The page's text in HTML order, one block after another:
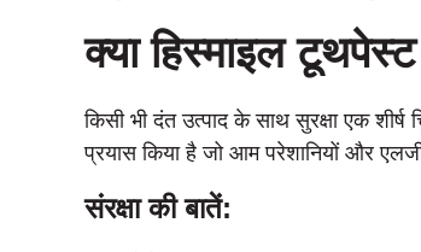
क्या हिस्माइल
किसी भी दंत उत्पाद के साथ सुरक्षा एक
प्रयास किया है जो आम परेशानियों और
संरक्षा की बातें: